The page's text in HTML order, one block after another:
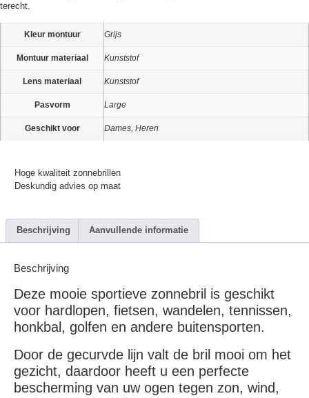
terecht.
Kleur montuur Grijs
Montuur materiaal Kunststof
Lens materiaal Kunststof
Pasvorm Large
Geschikt voor Dames, Heren
Hoge kwaliteit zonnebrillen
Deskundig advies op maat
Beschrijving Aanvullende informatie
Beschrijving
Deze mooie sportieve zonnebril is geschikt
voor hardlopen, fietsen, wandelen, tennissen,
honkbal, golfen en andere buitensporten.
Door de gecurvde lijn valt de bril mooi om het
gezicht, daardoor heeft u een perfecte
bescherming van uw ogen tegen zon, wind,